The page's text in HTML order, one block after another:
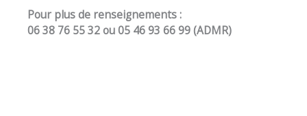
Pour plus de renseignements :
06 38 76 55 32 ou 05 46 93 66 99 (ADMR)